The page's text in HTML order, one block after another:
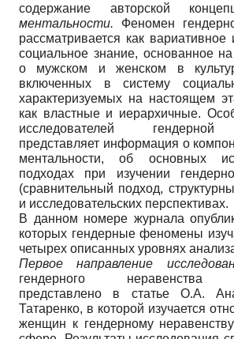
содержание авторской
ментальности. Феномен
рассматривается как
социальное знание, основанное
о мужском и женском в
включенных в систему
характеризуемых на настоящем
как властные и иерархичные.
исследователей гендерной
представляет информация о
ментальности, об основных
подходах при изучении
(сравнительный подход,
и исследовательских перспективах.
В данном номере журнала
которых гендерные феномены
четырех описанных уровнях
Первое направление
гендерного
представлено в статье О.А.
Татаренко, в которой изучается
женщин к гендерному